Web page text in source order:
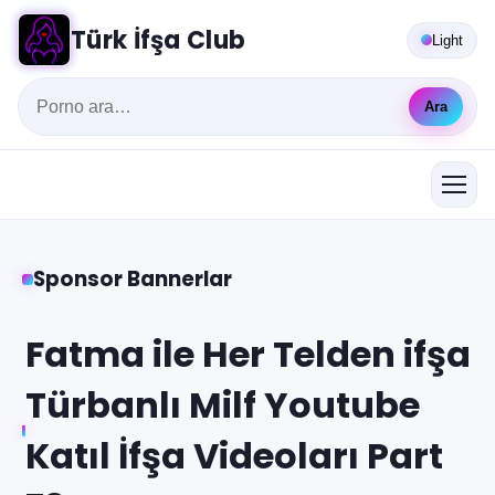
Türk İfşa Club
Ara
Light
Sponsor Bannerlar
Fatma ile Her Telden ifşa
Türbanlı Milf Youtube
Katıl İfşa Videoları Part